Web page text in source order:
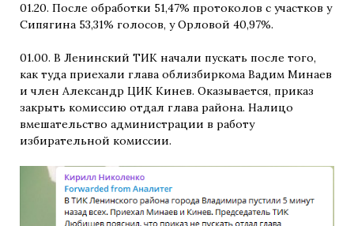
01.20. После обработки 51,47% протоколов с участков у
Сипягина 53,31% голосов, у Орловой 40,97%.
01.00. В Ленинский ТИК начали пускать после того,
как туда приехали глава облизбиркома Вадим Минаев
и член Александр ЦИК Кинев. Оказывается, приказ
закрыть комиссию отдал глава района. Налицо
вмешательство администрации в работу
избирательной комиссии.